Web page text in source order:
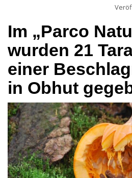
Im „Parco
wurden 21
einer
in Obhut